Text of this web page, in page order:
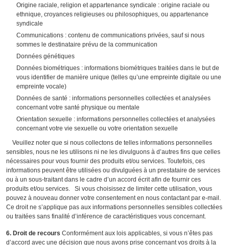
Origine raciale, religion et appartenance syndicale : origine raciale ou
ethnique, croyances religieuses ou philosophiques, ou appartenance
syndicale
Communications : contenu de communications privées, sauf si nous
sommes le destinataire prévu de la communication
Données génétiques
Données biométriques : informations biométriques traitées dans le but de
vous identifier de manière unique (telles qu’une empreinte digitale ou une
empreinte vocale)
Données de santé : informations personnelles collectées et analysées
concernant votre santé physique ou mentale
Orientation sexuelle : informations personnelles collectées et analysées
concernant votre vie sexuelle ou votre orientation sexuelle
Veuillez noter que si nous collectons de telles informations personnelles
sensibles, nous ne les utilisons ni ne les divulguons à d’autres fins que celles
nécessaires pour vous fournir des produits et/ou services. Toutefois, ces
informations peuvent être utilisées ou divulguées à un prestataire de services
ou à un sous-traitant dans le cadre d’un accord écrit afin de fournir ces
produits et/ou services. Si vous choisissez de limiter cette utilisation, vous
pouvez à nouveau donner votre consentement en nous contactant par e-mail.
Ce droit ne s’applique pas aux informations personnelles sensibles collectées
ou traitées sans finalité d’inférence de caractéristiques vous concernant.
6. Droit de recours Conformément aux lois applicables, si vous n’êtes pas
d’accord avec une décision que nous avons prise concernant vos droits à la